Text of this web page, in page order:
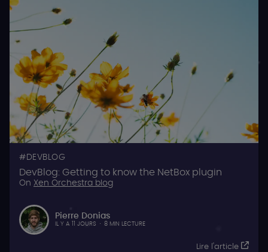
DEVBLOG
DevBlog: Getting to know the NetBox plugin
On Xen Orchestra blog
Pierre Donias
IL Y A 11 JOURS · 8 MIN LECTURE
Lire l'article